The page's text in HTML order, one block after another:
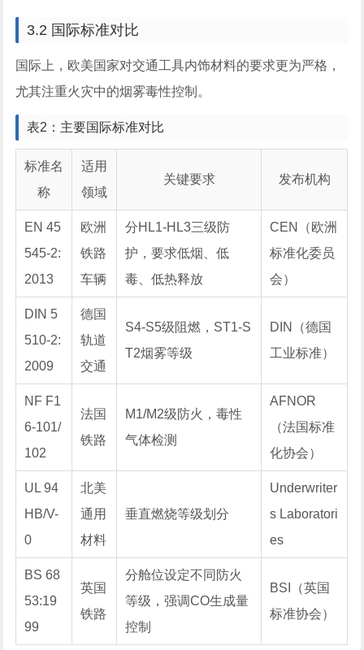
3.2 国际标准对比
国际上，欧美国家对交通工具内饰材料的要求更为严格，
尤其注重火灾中的烟雾毒性控制。
表2：主要国际标准对比
标准名
称
适用
领域
关键要求 发布机构
EN 45
545-2:
2013
欧洲
铁路
车辆
分HL1-HL3三级防
护，要求低烟、低
毒、低热释放
CEN（欧洲
标准化委员
会）
DIN 5
510-2:
2009
德国
轨道
交通
S4-S5级阻燃，ST1-S
T2烟雾等级
DIN（德国
工业标准）
NF F1
6-101/
102
法国
铁路
M1/M2级防火，毒性
气体检测
AFNOR
（法国标准
化协会）
UL 94
HB/V-
0
北美
通用
材料
垂直燃烧等级划分
Underwriter
s Laboratori
es
BS 68
53:19
99
英国
铁路
分舱位设定不同防火
等级，强调CO生成量
控制
BSI（英国
标准协会）